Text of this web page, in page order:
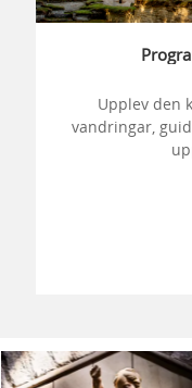
Upplev den
vandringar,